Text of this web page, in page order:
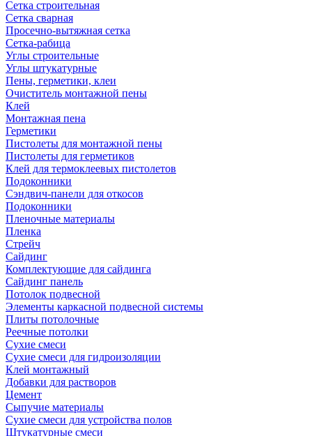
Сетка строительная
Сетка сварная
Просечно-вытяжная сетка
Сетка-рабица
Углы строительные
Углы штукатурные
Пены, герметики, клеи
Очиститель монтажной пены
Клей
Монтажная пена
Герметики
Пистолеты для монтажной пены
Пистолеты для герметиков
Клей для термоклеевых пистолетов
Подоконники
Сэндвич-панели для откосов
Подоконники
Пленочные материалы
Пленка
Стрейч
Сайдинг
Комплектующие для сайдинга
Сайдинг панель
Потолок подвесной
Элементы каркасной подвесной системы
Плиты потолочные
Реечные потолки
Сухие смеси
Сухие смеси для гидроизоляции
Клей монтажный
Добавки для растворов
Цемент
Сыпучие материалы
Сухие смеси для устройства полов
Штукатурные смеси